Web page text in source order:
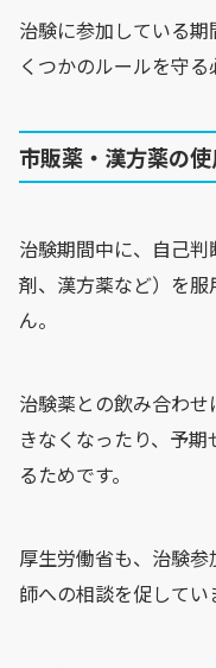
治験に参加している
くつかのルールを守る
市販薬・漢方薬の
治験期間中に、自己
剤、漢方薬など）を
ん。
治験薬との飲み合わ
きなくなったり、予
るためです。
厚生労働省も、治験
師への相談を促してい